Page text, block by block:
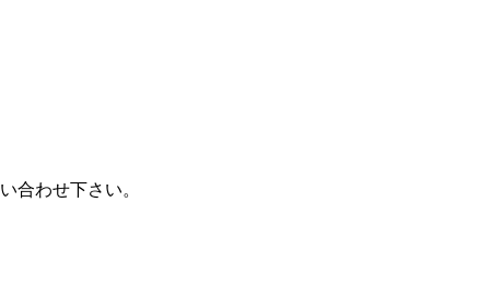
合わせ下さい。